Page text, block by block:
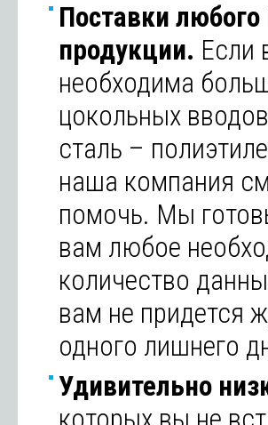
Поставки любого
продукции. Если
необходима
цокольных
сталь –
наша компания
помочь. Мы
вам любое
количество
вам не придется
одного лишнего
Удивительно